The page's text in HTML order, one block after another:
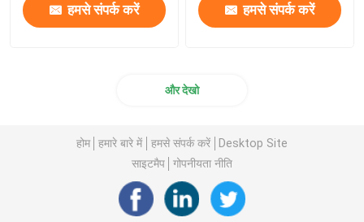
हमसे संपर्क करें हमसे संपर्क करें
और देखो
होम हमारे बारे में हमसे संपर्क करें
Desktop Site
साइटमैप
गोपनीयता नीति